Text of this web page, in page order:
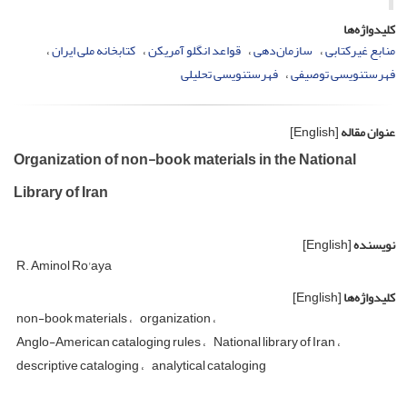
کلیدواژه‌ها
منابع غیرکتابی سازمان‌دهی قواعد انگلو آمریکن کتابخانه ملی ایران
فهرستنویسی توصیفی فهرستنویسی تحلیلی
عنوان مقاله[English]
Organization of non-book materials in the National
Library of Iran
نویسنده[English]
R. Aminol Ro'aya
کلیدواژه‌ها[English]
non-book materials organization
Anglo-American cataloging rules National library of Iran
descriptive cataloging analytical cataloging